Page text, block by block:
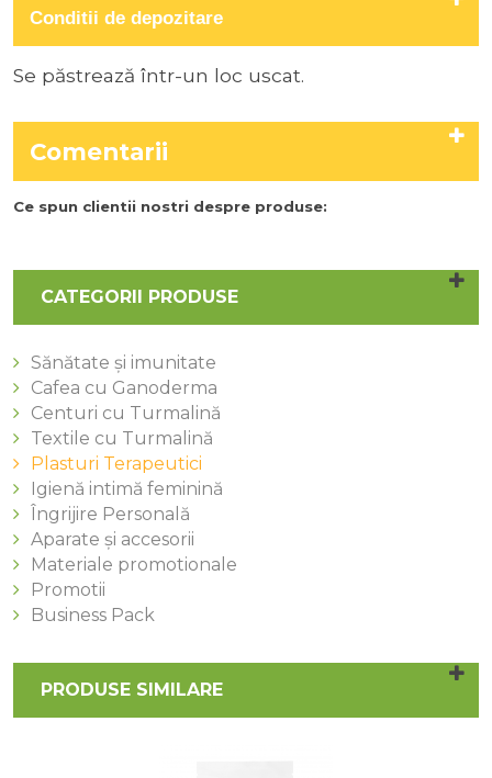
Conditii de depozitare
Se păstrează într-un loc uscat.
Comentarii
Ce spun clientii nostri despre produse:
CATEGORII PRODUSE
Sănătate și imunitate
Cafea cu Ganoderma
Centuri cu Turmalină
Textile cu Turmalină
Plasturi Terapeutici
Igienă intimă feminină
Îngrijire Personală
Aparate și accesorii
Materiale promotionale
Promotii
Business Pack
PRODUSE SIMILARE